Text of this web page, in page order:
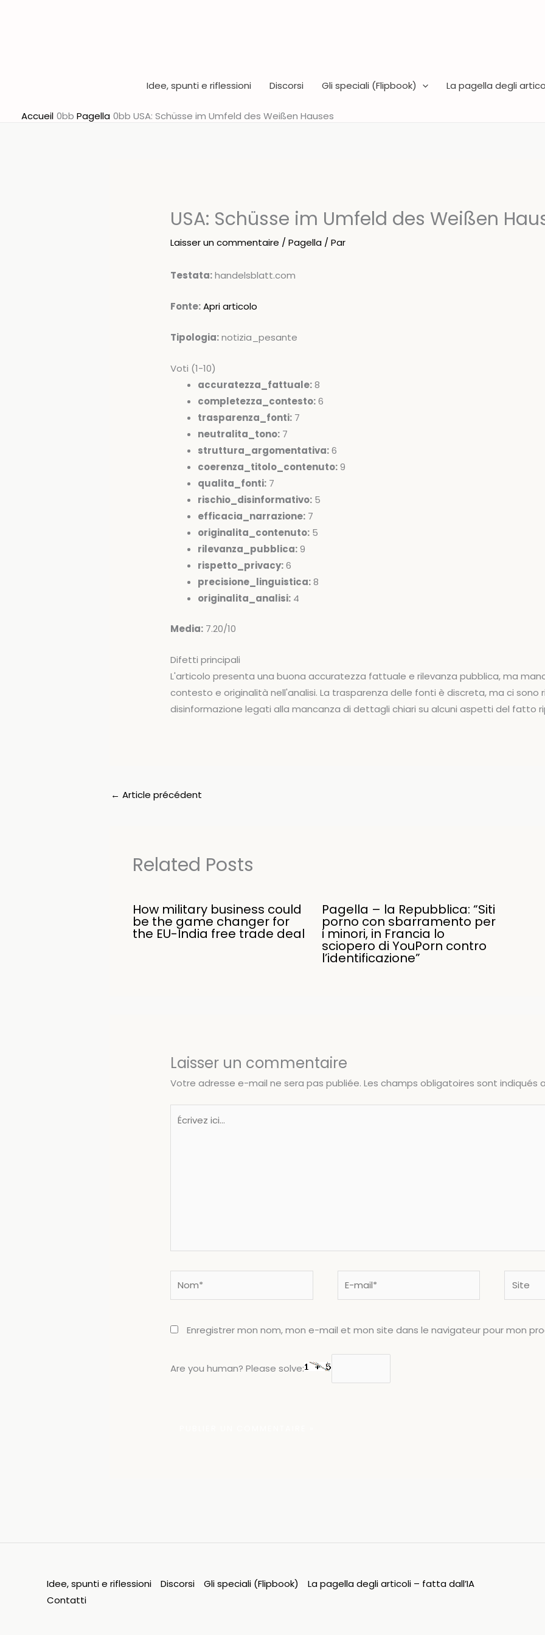
Idee, spunti e riflessioni Discorsi Gli speciali (Flipbook) La pagella degli
Accueil Pagella USA: Schüsse im Umfeld des Weißen Hauses
USA: Schüsse im Umfeld des Weißen
Laisser un commentaire /Pagella / Par
Testata:handelsblatt.com
Fonte:Apri articolo
Tipologia:notizia_pesante
Voti (1-10)
accuratezza_fattuale:8
completezza_contesto:6
trasparenza_fonti: 7
neutralita_tono: 7
struttura_argomentativa:6
coerenza_titolo_contenuto:9
qualita_fonti: 7
rischio_disinformativo: 5
efficacia_narrazione: 7
originalita_contenuto: 5
rilevanza_pubblica:9
rispetto_privacy:6
precisione_linguistica:8
originalita_analisi: 4
Media: 7.20/10
Difetti principali
L'articolo presenta una buona accuratezza fattuale e rilevanza pubblica, ma
contesto e originalità nell'analisi. La trasparenza delle fonti è discreta, ma ci sono
disinformazione legati alla mancanza di dettagli chiari su alcuni aspetti del fatto
← Article précédent
Related Posts
How military business could
be the game changer for
the EU-India free trade deal
Pagella – la Repubblica: “Siti
porno con sbarramento per
i minori, in Francia lo
sciopero di YouPorn contro
l’identificazione”
Laisser un commentaire
Votre adresse e-mail ne sera pas publiée. Les champs obligatoires sont indiqués
Enregistrer mon nom, mon e-mail et mon site dans le navigateur pour mon
Are you human? Please solve:
Idee, spunti e riflessioni Discorsi Gli speciali (Flipbook)
La pagella degli articoli – fatta dall’IA
Contatti